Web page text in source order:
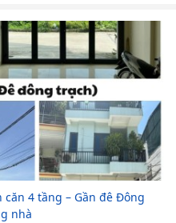
4 tầng – Gần đê Đông
nhà